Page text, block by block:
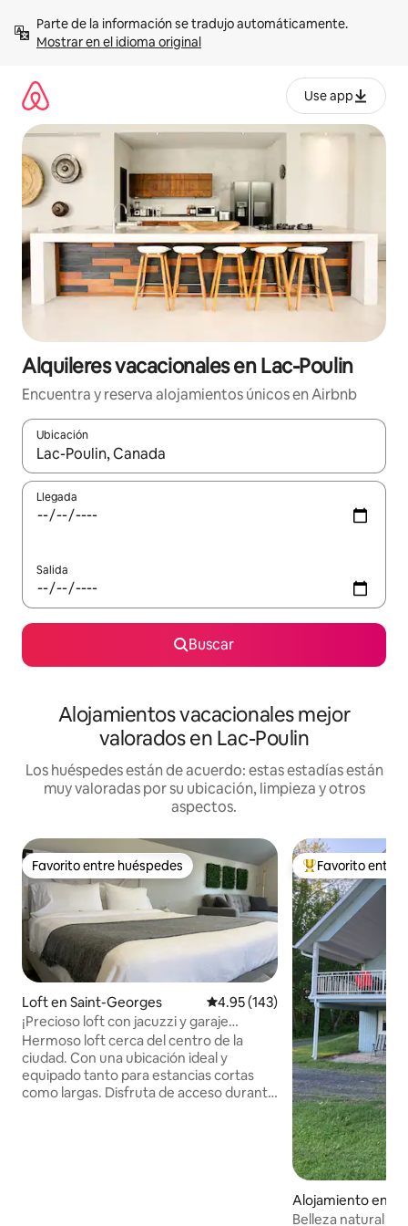
contenidoMostrar en el idioma original
Use app
Alquileres vacacionales en Lac-Poulin
Encuentra y reserva alojamientos únicos en Airbnb
Ubicación
Cuando los resultados estén disponibles, navega con las
Llegada
Salida
Buscar
Alojamientos vacacionales mejor
valorados en Lac-Poulin
Los huéspedes están de acuerdo: estas estadías están
muy valoradas por su ubicación, limpieza y otros
aspectos.
Favorito entre huéspedes
Favorito entre huéspedes
Loft en Saint-Georges Calificación promedio: 4.95 de
4.95 (143)
¡Precioso loft con jacuzzi y garaje
climatizado!
Hermoso loft cerca del centro de la
ciudad. Con una ubicación ideal y
equipado tanto para estancias cortas
como largas. Disfruta de acceso durante
Favorito entre
Favorito entre
Alojamiento en
Belleza natural